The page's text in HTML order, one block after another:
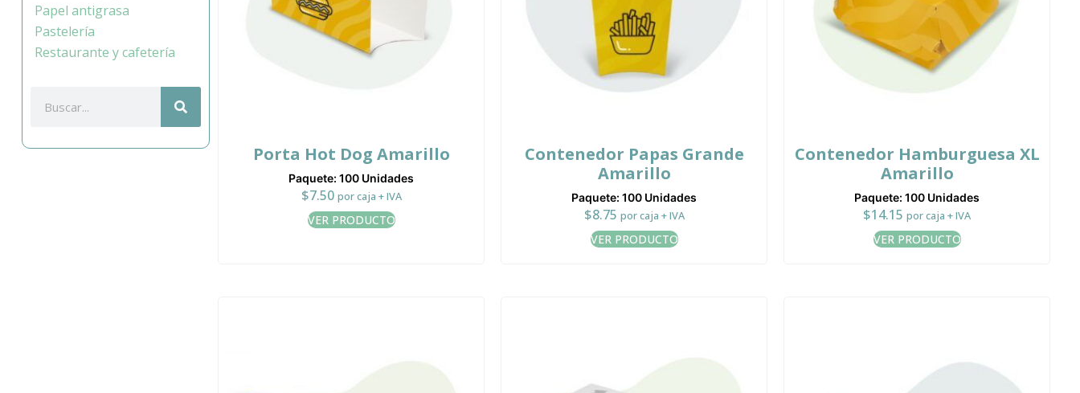
Papel antigrasa
Pastelería
Restaurante y cafetería
Porta Hot Dog Amarillo
Paquete: 100 Unidades
$7.50 por caja + IVA
VER PRODUCTO
Contenedor Papas Grande
Amarillo
Paquete: 100 Unidades
$8.75 por caja + IVA
VER PRODUCTO
Contenedor Hamburguesa XL
Amarillo
Paquete: 100 Unidades
$14.15 por caja + IVA
VER PRODUCTO